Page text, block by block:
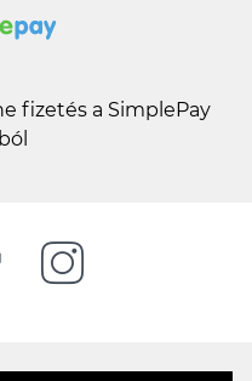
fizetés a SimplePay